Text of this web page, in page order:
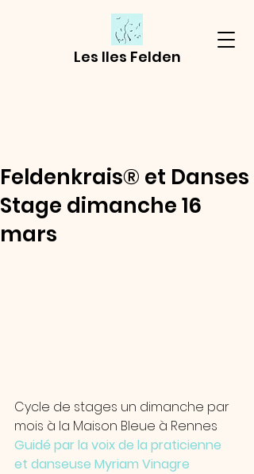
Les Iles Felden
Feldenkrais® et Danses
Stage dimanche 16
mars
Cycle de stages un dimanche par
mois à la Maison Bleue à Rennes
Guidé par la voix de la praticienne
et danseuse Myriam Vinagre